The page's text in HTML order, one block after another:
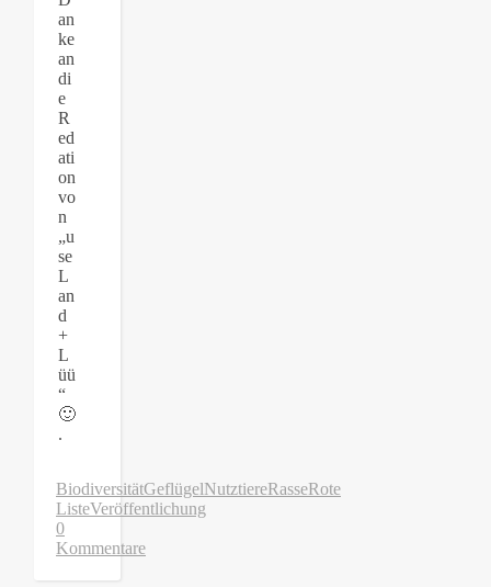
an
ke
an
di
e
R
ed
ati
on
vo
n
„u
se
L
an
d
+
L
üü
“
🙂
.
BiodiversitätGeflügelNutztiereRasseRote
ListeVeröffentlichung
0
Kommentare